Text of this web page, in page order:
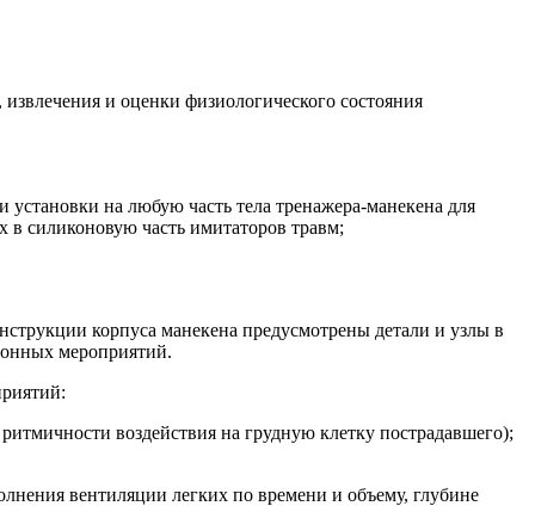
и оценки физиологического состояния
на любую часть тела тренажера-манекена для
силиконовую часть имитаторов травм;
корпуса манекена предусмотрены детали и узлы в
мероприятий.
воздействия на грудную клетку пострадавшего);
вентиляции легких по времени и объему, глубине